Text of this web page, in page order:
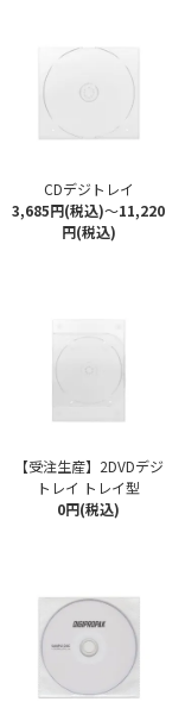
CDデジトレイ
3,685円(税込)～11,220
円(税込)
【受注生産】2DVDデジ
トレイ トレイ型
0円(税込)